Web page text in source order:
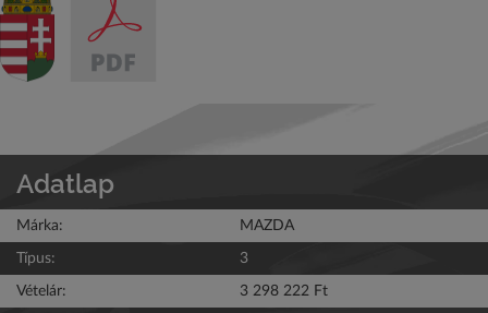
Adatlap
Márka: MAZDA
Típus: 3
Vételár: 3 298 222 Ft